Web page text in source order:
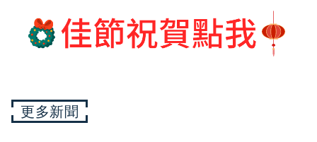
更多新聞